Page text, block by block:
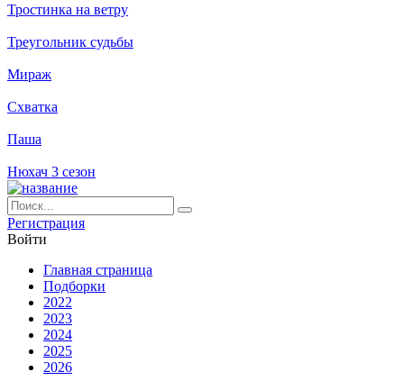
Тростинка на ветру
Треугольник судьбы
Мираж
Схватка
Паша
Нюхач 3 сезон
Ре­ги­ст­ра­ция
Вой­ти
Глав­ная стра­ни­ца
Подборки
2022
2023
2024
2025
2026